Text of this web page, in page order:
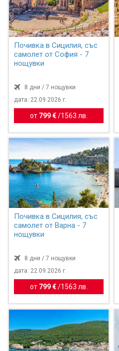
Почивка в Сицилия, със
самолет от София - 7
нощувки
8 дни / 7 нощувки
дата: 22.09.2026 г.
от 799 € / 1563 лв.
Почивка в Сицилия, със
самолет от Варна - 7
нощувки
8 дни / 7 нощувки
дата: 22.09.2026 г.
от 799 € / 1563 лв.